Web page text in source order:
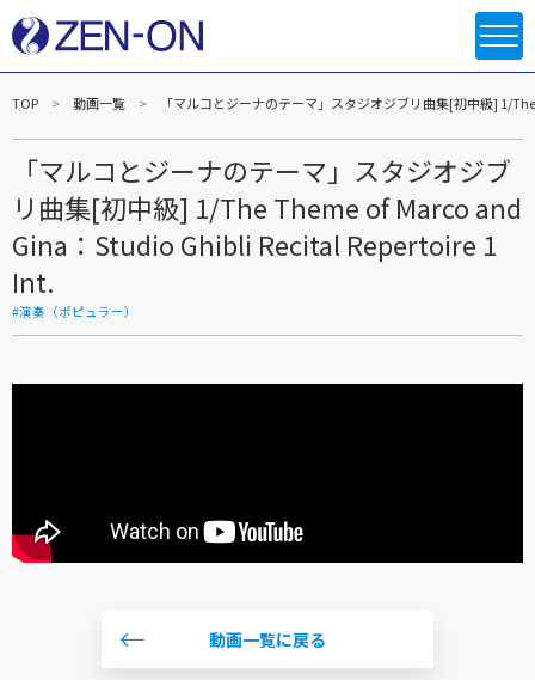
TOP 動画一覧 「マルコとジーナのテーマ」スタジオジブリ曲集[初中級] 1/
「マルコとジーナのテーマ」スタジオジブ
リ曲集[初中級] 1/The Theme of Marco and
Gina：Studio Ghibli Recital Repertoire 1
Int.
#演奏（ポピュラー）
動画一覧に戻る